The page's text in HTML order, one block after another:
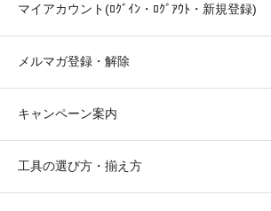
マイアカウント(ﾛｸﾞｲﾝ・ﾛｸﾞｱｳﾄ・新規登録)
メルマガ登録・解除
キャンペーン案内
工具の選び方・揃え方